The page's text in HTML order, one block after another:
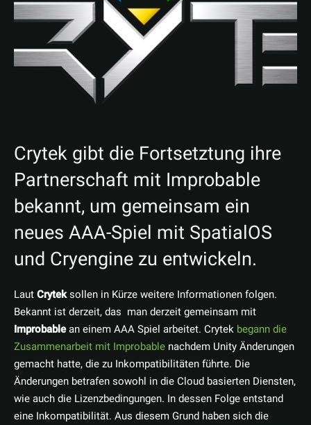
Crytek gibt die Fortsetztung ihre
Partnerschaft mit Improbable
bekannt, um gemeinsam ein
neues AAA-Spiel mit SpatialOS
und Cryengine zu entwickeln.
LautCryteksollen in Kürze weitere Informationen folgen.
Bekannt ist derzeit, das man derzeit gemeinsam mit
Improbablean einem AAA Spiel arbeitet. Crytek begann die
Zusammenarbeit mit Improbable nachdem Unity Änderungen
gemacht hatte, die zu Inkompatibilitäten führte. Die
Änderungen betrafen sowohl in die Cloud basierten Diensten,
wie auch die Lizenzbedingungen. In dessen Folge entstand
eine Inkompatibilität. Aus diesem Grund haben sich die